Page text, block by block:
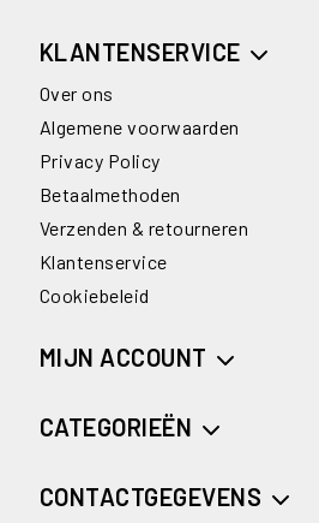
KLANTENSERVICE
Over ons
Algemene voorwaarden
Privacy Policy
Betaalmethoden
Verzenden & retourneren
Klantenservice
Cookiebeleid
MIJN ACCOUNT
CATEGORIEËN
CONTACTGEGEVENS